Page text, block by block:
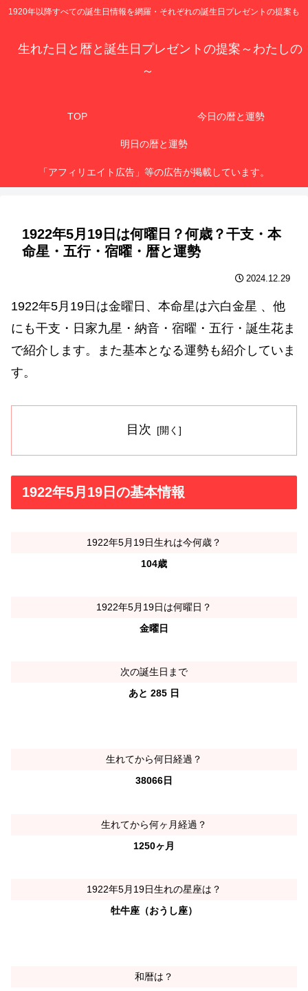
1920年以降すべての誕生日情報を網羅・それぞれの誕生日プレゼントの提案も
生れた日と暦と誕生日プレゼントの提案～わたしの
～
TOP 今日の暦と運勢
明日の暦と運勢
「アフィリエイト広告」等の広告が掲載しています。
1922年5月19日は何曜日？何歳？干支・本
命星・五行・宿曜・暦と運勢
2024.12.29
1922年5月19日は金曜日、本命星は六白金星 、他
にも干支・日家九星・納音・宿曜・五行・誕生花ま
で紹介します。また基本となる運勢も紹介していま
す。
目次
1922年5月19日の基本情報
1922年5月19日生れは今何歳？
104歳
1922年5月19日は何曜日？
金曜日
次の誕生日まで
あと 285 日
生れてから何日経過？
38066日
生れてから何ヶ月経過？
1250ヶ月
1922年5月19日生れの星座は？
牡牛座（おうし座）
和暦は？